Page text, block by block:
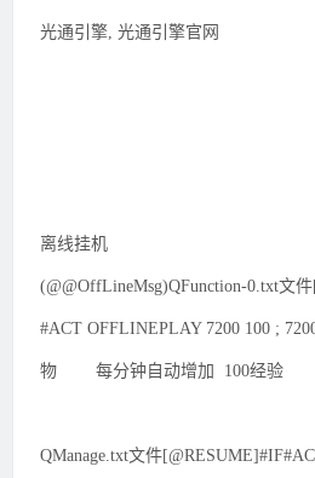
光通引擎, 光通引擎官网
离线挂机
(@@OffLineMsg)QFunction-0.txt文
#ACT OFFLINEPLAY 7200 100 ;
物 每分钟自动增加 100经验
QManage.txt文件